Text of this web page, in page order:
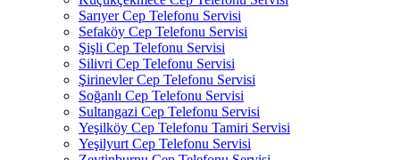
Sarıyer Cep Telefonu Servisi
Sefaköy Cep Telefonu Servisi
Şişli Cep Telefonu Servisi
Silivri Cep Telefonu Servisi
Şirinevler Cep Telefonu Servisi
Soğanlı Cep Telefonu Servisi
Sultangazi Cep Telefonu Servisi
Yeşilköy Cep Telefonu Tamiri Servisi
Yeşilyurt Cep Telefonu Servisi